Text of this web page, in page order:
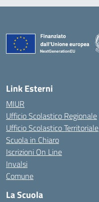
Link Esterni
MIUR
Ufficio Scolastico Regionale
Ufficio Scolastico Territoriale
Scuola in Chiaro
Iscrizioni On Line
Invalsi
Comune
La Scuola